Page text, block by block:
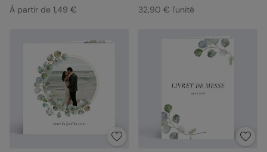
À partir de 1,49 €
32,90 € l'unité